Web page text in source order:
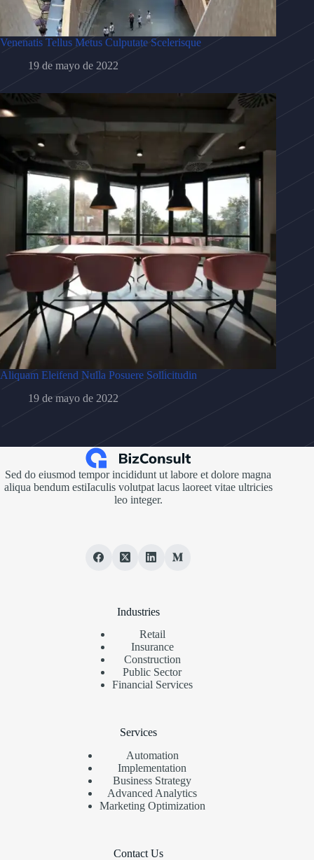
Venenatis Tellus Metus Culputate Scelerisque
19 de mayo de 2022
Aliquam Eleifend Nulla Posuere Sollicitudin
19 de mayo de 2022
Sed do eiusmod tempor incididunt ut labore et dolore magna
aliqua bendum estiIaculis volutpat lacus laoreet vitae ultricies
leo integer.
Industries
Retail
Insurance
Construction
Public Sector
Financial Services
Services
Automation
Implementation
Business Strategy
Advanced Analytics
Marketing Optimization
Contact Us